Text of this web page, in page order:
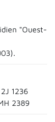
"Ouest-
1236
2389